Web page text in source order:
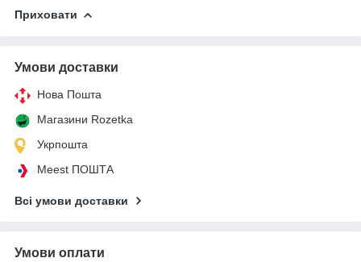
Приховати
Умови доставки
Нова Пошта
Магазини Rozetka
Укрпошта
Meest ПОШТА
Всі умови доставки
Умови оплати